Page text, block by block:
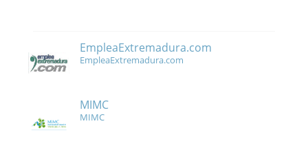
EmpleaExtremadura.com
EmpleaExtremadura.com
MIMC
MIMC